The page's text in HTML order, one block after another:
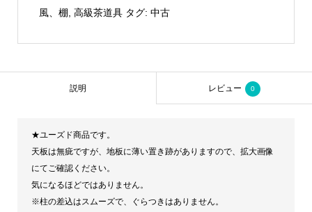
川
昌
斎
「松
本
風、棚 高級茶道具 タグ: 中古
説明 レビュー 0
★ユーズド商品です。
天板は無疵ですが、地板に薄い置き跡がありますので、拡大画像
にてご確認ください。
気になるほどではありません。
※柱の差込はスムーズで、ぐらつきはありません。